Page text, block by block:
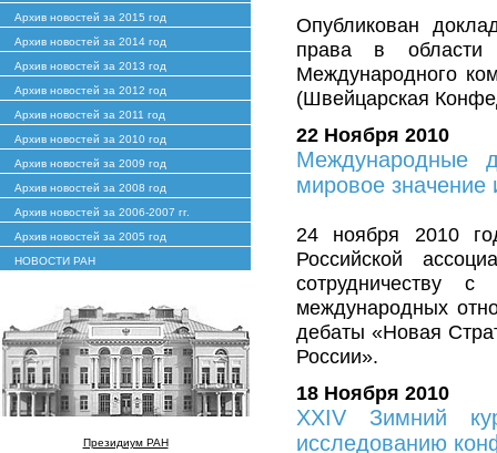
Архив новостей за 2015 год
Архив новостей за 2014 год
Архив новостей за 2013 год
Архив новостей за 2012 год
Архив новостей за 2011 год
Архив новостей за 2010 год
Архив новостей за 2009 год
Архив новостей за 2008 год
Архив новостей за 2006-2007 гг.
Архив новостей за 2005 год
НОВОСТИ РАН
Президиум РАН
Опубликован
права в области
Международного
(Швейцарская
22 Ноября 2010
Международные
мировое значение
24 ноября 2010
Российской
сотрудничеству
международных
дебаты «Новая
России».
18 Ноября 2010
XXIV Зимний
исследованию